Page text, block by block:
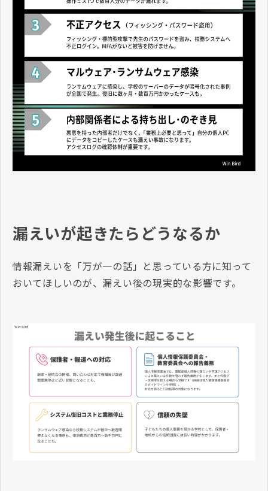
漏えいが起きたらどうなるか
情報漏えいを「万が一の話」と思っている方に知って
おいてほしいのが、漏えい後の現実的な影響です。